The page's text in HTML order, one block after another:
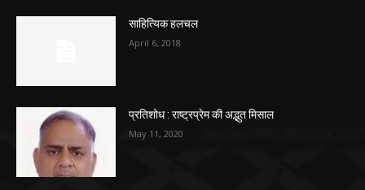
साहित्यिक हलचल
April 6, 2018
प्रतिशोध : राष्ट्रप्रेम की अद्भुत मिसाल
May 11, 2020